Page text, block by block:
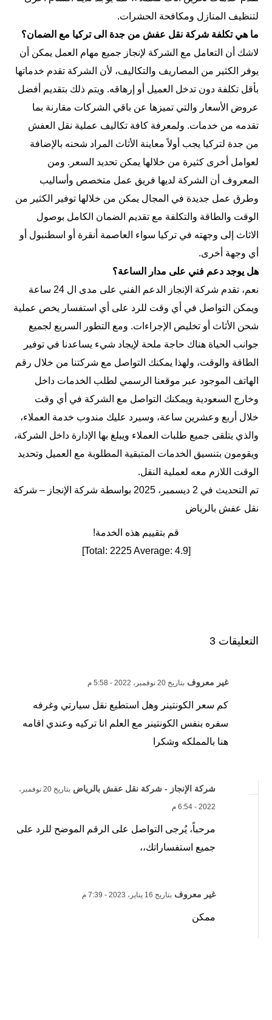
لتنظيف المنازل ومكافحة الحشرات.
ما هي تكلفة شركة نقل عفش من جدة الى تركيا مع الضمان؟
لاشك أن التعامل مع الشركة لإنجاز جميع مهام العمل يمكن أن
يوفر الكثير من المصاريف والتكاليف، لأن الشركة تقدم خدماتها
بأقل تكلفة دون تدخل العميل أو إرهاقه. ويتم ذلك بتقديم أفضل
عروض الأسعار والتي تميزها عن باقي الشركات مقارنة بما
تقدمه من خدمات. ولمعرفة كافة تكاليف عملية نقل العفش
من جدة لتركيا يجب أولاً معاينة الأثاث المراد شحنه بالإضافة
لعوامل أخرى كثيرة من خلالها يمكن تحديد السعر. ومن
المعروف أن الشركة لديها فريق عمل متخصص وأساليب
وطرق عمل جديدة في المجال يمكن من خلالها توفير الكثير من
الوقت والطاقة والتكلفة مع تقديم الضمان الكامل بوصول
الاثاث إلى وجهته في تركيا سواء العاصمة أنقرة أو اسطنبول أو
أي وجهة أخرى.
هل يوجد دعم فني على مدار الساعة؟
نعم، تقدم شركة الإنجاز الدعم الفني على مدى ال 24 ساعة
ويمكن التواصل في أي وقت للرد على أي استفسار يخص عملية
شحن الأثاث أو تخليص الإجراءات. ومع التطور السريع لجميع
جوانب الحياة هناك حاجة ملحة لإيجاد شيء يساعدنا في توفير
الطاقة والوقت، ولهذا يمكنك التواصل مع شركتنا من خلال رقم
الهاتف الموجود عبر موقعنا الرسمي لطلب الخدمات داخل
وخارج السعودية ويمكنك التواصل مع الشركة في أي وقت
خلال أربع وعشرين ساعة، وسيرد عليك مندوب خدمة العملاء،
والذي يتلقى جميع طلبات العملاء ويبلغ بها الإدارة داخل الشركة،
ويقومون بتنسيق الخدمات المتبقية المطلوبة مع العميل وتحديد
الوقت اللازم معه لعملية النقل.
تم التحديث في 2 ديسمبر، 2025 بواسطة
شركة الإنجاز – شركة
نقل عفش بالرياض
قم بتقييم هذه الخدمة!
[Total:
2225Average: 4.9
]
التعليقات 3
غير معروف بتاريخ 20 نوفمبر، 2022 - 5:58 م
كم سعر الكونتينر وهل استطيع نقل سيارتي وغرفه
سفره بنفس الكونتينر مع العلم انا تركيه وعندي اقامه
هنا بالمملكه وشكرا
شركة الإنجاز - شركة نقل عفش بالرياض بتاريخ 20 نوفمبر،
2022 - 6:54 م
مرحباً، يُرجى التواصل على الرقم الموضح للرد على
جميع استفساراتك،،
غير معروف بتاريخ 16 يناير، 2023 - 7:39 م
ممكن